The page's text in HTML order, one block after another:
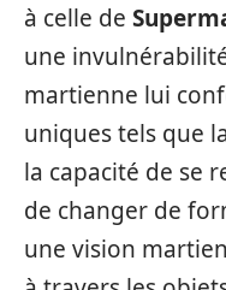
à celle de
une
martienne lui
uniques tels que
la capacité de se
de changer de
une vision